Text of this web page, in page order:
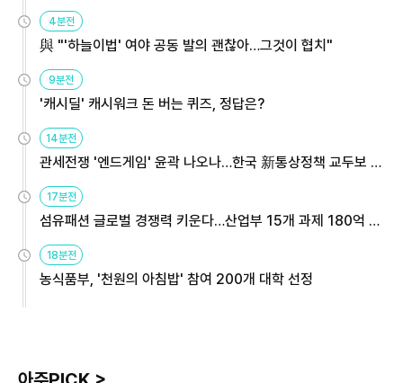
4분전
與 "'하늘이법' 여야 공동 발의 괜찮아…그것이 협치"
9분전
'캐시딜' 캐시워크 돈 버는 퀴즈, 정답은?
14분전
관세전쟁 '엔드게임' 윤곽 나오나…한국 新통상정책 교두보 활
17분전
섬유패션 글로벌 경쟁력 키운다…산업부 15개 과제 180억 지
18분전
농식품부, '천원의 아침밥' 참여 200개 대학 선정